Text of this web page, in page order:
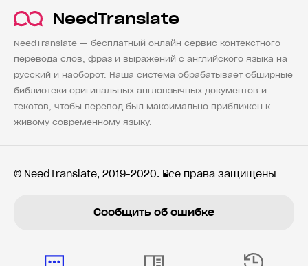
NeedTranslate
NeedTranslate — бесплатный онлайн сервис контекстного
перевода слов, фраз и выражений с английского языка на
русский и наоборот. Наша система обрабатывает обширные
библиотеки оригинальных англоязычных документов и
текстов, чтобы перевод был максимально приближен к
живому современному языку.
© NeedTranslate, 2019-2020. Все права защищены
Сообщить об ошибке